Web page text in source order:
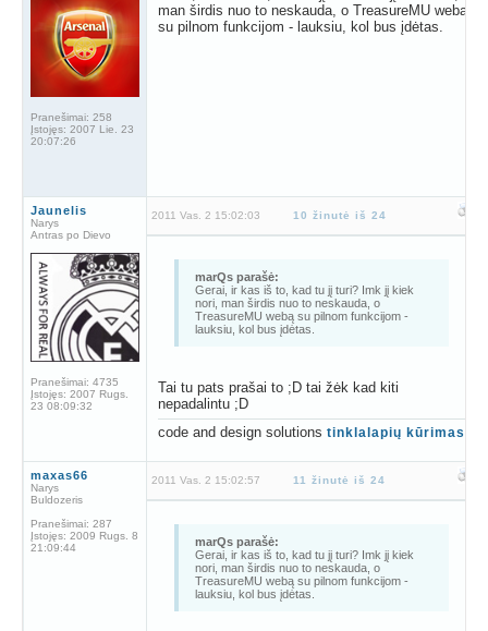
Pranešimai: 258
Įstojęs: 2007 Lie. 23
20:07:26
man širdis nuo to neskauda, o TreasureMU webą
su pilnom funkcijom - lauksiu, kol bus įdėtas.
Jaunelis
Narys
Antras po Dievo
Pranešimai: 4735
Įstojęs: 2007 Rugs.
23 08:09:32
2011 Vas. 2 15:02:03 10 žinutė iš 24
marQs parašė:
Gerai, ir kas iš to, kad tu jį turi? Imk jį kiek
nori, man širdis nuo to neskauda, o
TreasureMU webą su pilnom funkcijom -
lauksiu, kol bus įdėtas.
Tai tu pats prašai to ;D tai žėk kad kiti
nepadalintu ;D
code and design solutions tinklalapių kūrimas
maxas66
Narys
Buldozeris
Pranešimai: 287
Įstojęs: 2009 Rugs. 8
21:09:44
2011 Vas. 2 15:02:57 11 žinutė iš 24
marQs parašė:
Gerai, ir kas iš to, kad tu jį turi? Imk jį kiek
nori, man širdis nuo to neskauda, o
TreasureMU webą su pilnom funkcijom -
lauksiu, kol bus įdėtas.